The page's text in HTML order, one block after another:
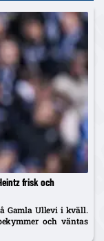
frisk och
Gamla Ullevi i kväll.
och väntas